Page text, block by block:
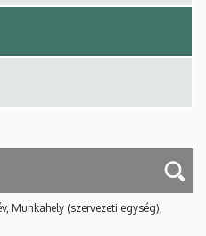
Munkahely (szervezeti egység),